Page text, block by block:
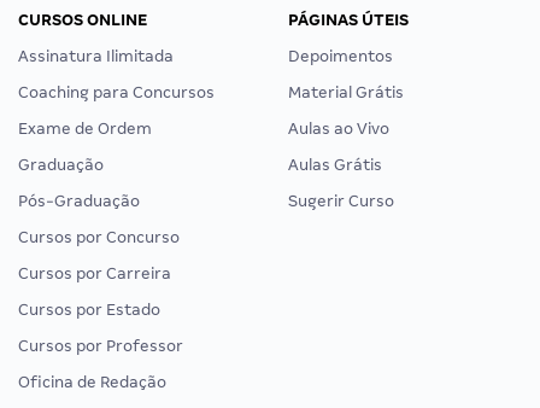
CURSOS ONLINE
Assinatura Ilimitada
Coaching para Concursos
Exame de Ordem
Graduação
Pós-Graduação
Cursos por Concurso
Cursos por Carreira
Cursos por Estado
Cursos por Professor
Oficina de Redação
PÁGINAS ÚTEIS
Depoimentos
Material Grátis
Aulas ao Vivo
Aulas Grátis
Sugerir Curso